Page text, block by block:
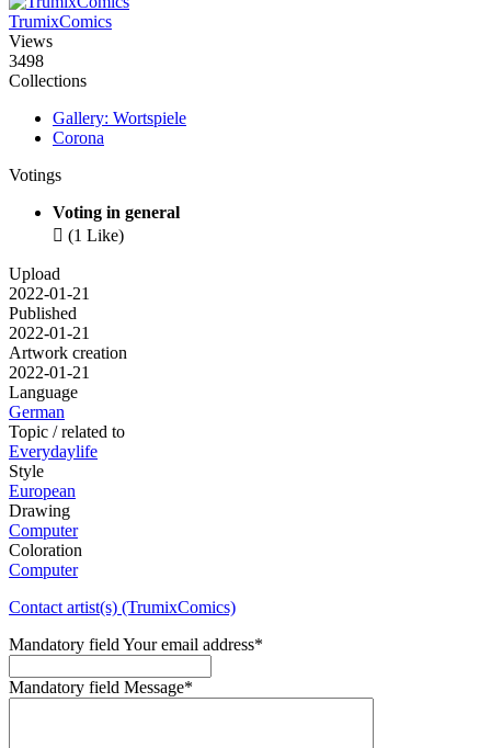
TrumixComics
Views
3498
Collections
Gallery: Wortspiele
Corona
Votings
Voting in general
 (1 Like)
Upload
2022-01-21
Published
2022-01-21
Artwork creation
2022-01-21
Language
German
Topic / related to
Everydaylife
Style
European
Drawing
Computer
Coloration
Computer
Contact artist(s) (TrumixComics)
Mandatory field Your email address*
Mandatory field Message*